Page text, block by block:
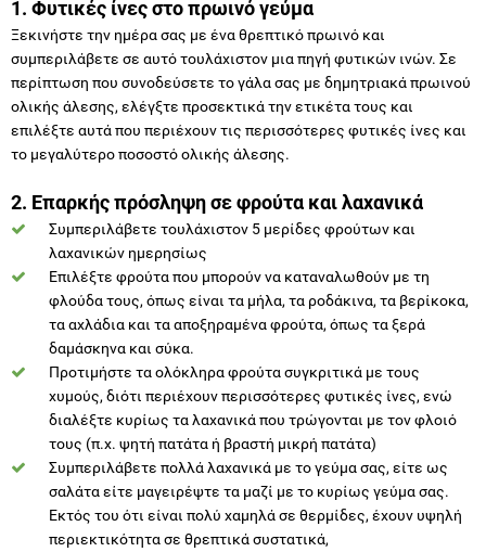
1. Φυτικές ίνες στο πρωινό γεύμα
Ξεκινήστε την ημέρα σας με ένα θρεπτικό πρωινό και
συμπεριλάβετε σε αυτό τουλάχιστον μια πηγή φυτικών ινών. Σε
περίπτωση που συνοδεύσετε το γάλα σας με δημητριακά πρωινού
ολικής άλεσης, ελέγξτε προσεκτικά την ετικέτα τους και
επιλέξτε αυτά που περιέχουν τις περισσότερες φυτικές ίνες και
το μεγαλύτερο ποσοστό ολικής άλεσης.
2. Επαρκής πρόσληψη σε φρούτα και λαχανικά
Συμπεριλάβετε τουλάχιστον 5 μερίδες φρούτων και
λαχανικών ημερησίως
Επιλέξτε φρούτα που μπορούν να καταναλωθούν με τη
φλούδα τους, όπως είναι τα μήλα, τα ροδάκινα, τα βερίκοκα,
τα αχλάδια και τα αποξηραμένα φρούτα, όπως τα ξερά
δαμάσκηνα και σύκα.
Προτιμήστε τα ολόκληρα φρούτα συγκριτικά με τους
χυμούς, διότι περιέχουν περισσότερες φυτικές ίνες, ενώ
διαλέξτε κυρίως τα λαχανικά που τρώγονται με τον φλοιό
τους (π.χ. ψητή πατάτα ή βραστή μικρή πατάτα)
Συμπεριλάβετε πολλά λαχανικά με το γεύμα σας, είτε ως
σαλάτα είτε μαγειρέψτε τα μαζί με το κυρίως γεύμα σας.
Εκτός του ότι είναι πολύ χαμηλά σε θερμίδες, έχουν υψηλή
περιεκτικότητα σε θρεπτικά συστατικά,